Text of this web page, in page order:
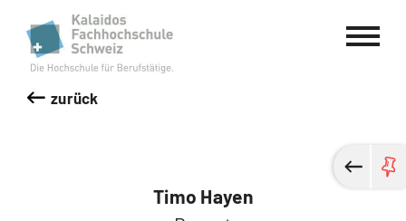
Kalaidos Fachhochschule Schweiz
zurück
Timo Hayen